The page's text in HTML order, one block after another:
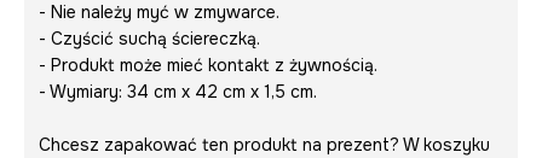
- Nie należy myć w zmywarce.
- Czyścić suchą ściereczką.
- Produkt może mieć kontakt z żywnością.
- Wymiary: 34 cm x 42 cm x 1,5 cm.
Chcesz zapakować ten produkt na prezent? W koszyku